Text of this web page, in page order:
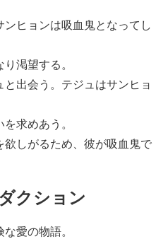
ヒョンは吸血鬼となってし
渇望する。
出会う。テジュはサンヒョ
求めあう。
しがるため、彼が吸血鬼で
クション
愛の物語。